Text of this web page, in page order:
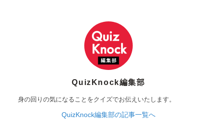
QuizKnock編集部
身の回りの気になることをクイズでお伝えいたします。
QuizKnock編集部の記事一覧へ